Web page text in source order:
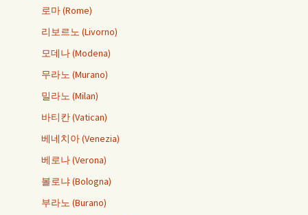
로마 (Rome)
리보르노 (Livorno)
모데나 (Modena)
무라노 (Murano)
밀라노 (Milan)
바티칸 (Vatican)
베네치아 (Venezia)
베로나 (Verona)
볼로냐 (Bologna)
부라노 (Burano)